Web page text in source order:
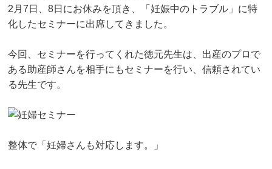
2月7日、8日にお休みを頂き、
「妊娠中のトラブル」 に特
化したセミナーに出席してきました。
今回、セミナーを行ってくれた徳元先生は、出産のプロで
ある助産師さんを相手にもセミナーを行い、信頼されてい
る先生です。
整体で「妊婦さんも対応します。」